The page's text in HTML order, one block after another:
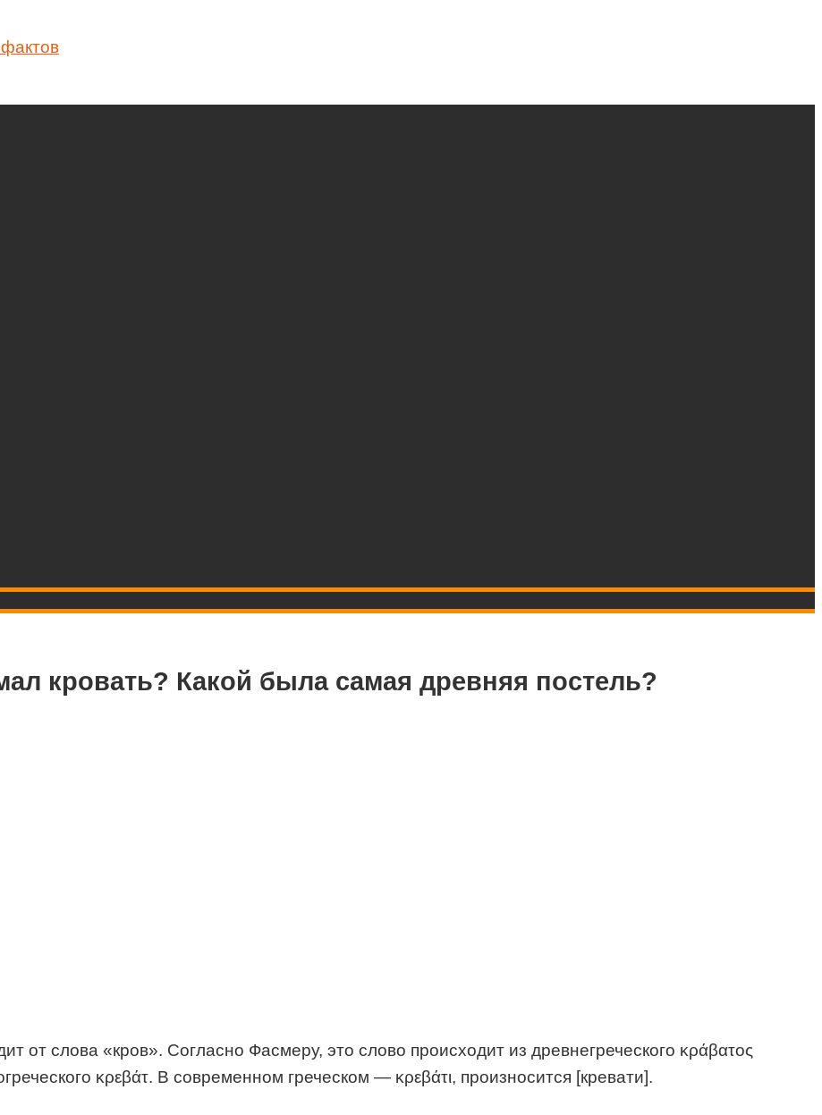
кровать? Какой была самая древняя постель?
от слова «кров». Согласно Фасмеру, это слово происходит из древнегреческого κράβατος
κρεβάτ. В современном греческом — κρεβάτι, произносится [кревати].